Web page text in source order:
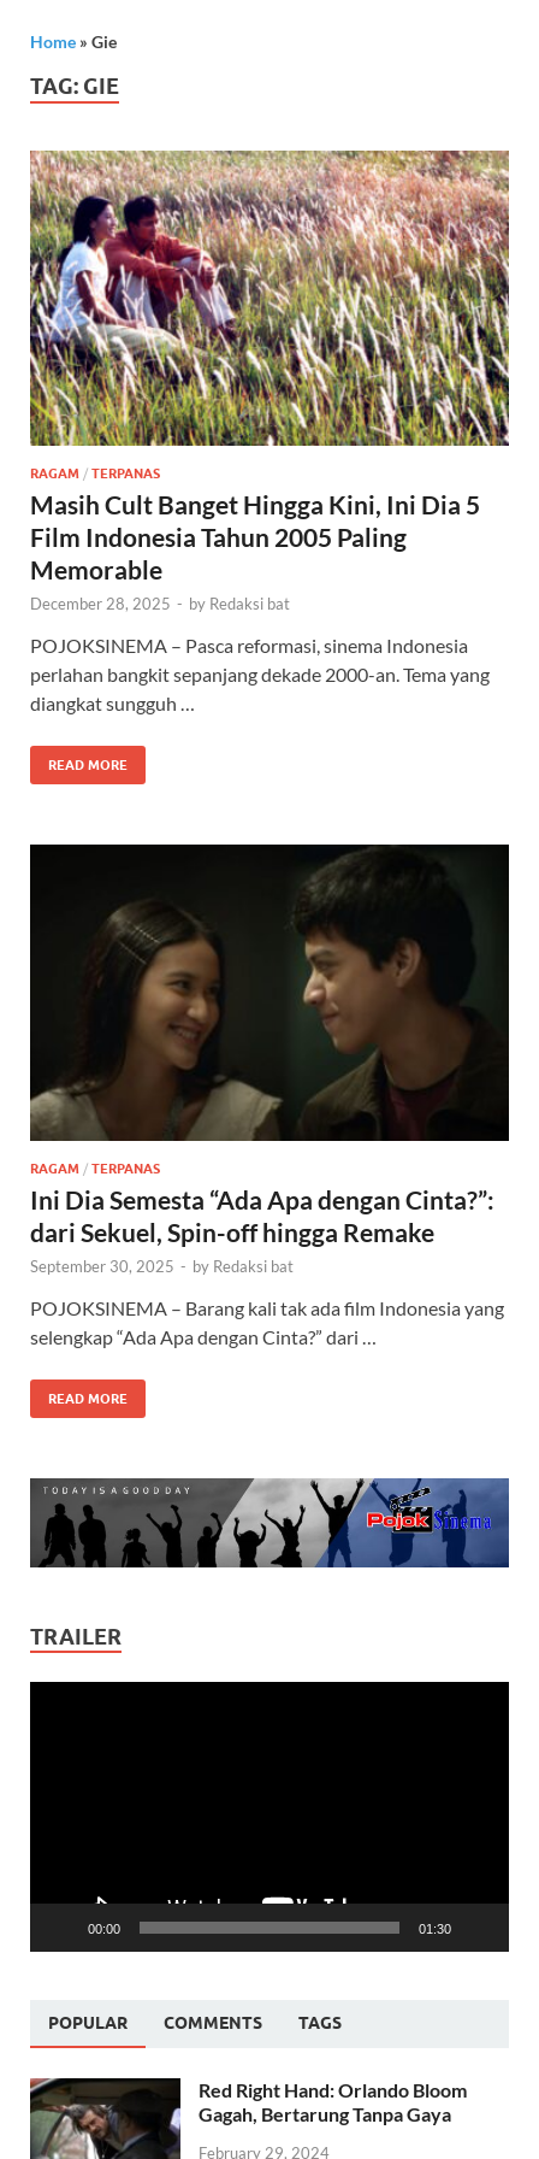
Home » Gie
TAG: GIE
RAGAM / TERPANAS
Masih Cult Banget Hingga Kini, Ini Dia 5
Film Indonesia Tahun 2005 Paling
Memorable
December 28, 2025 - by Redaksi bat
POJOKSINEMA – Pasca reformasi, sinema Indonesia
perlahan bangkit sepanjang dekade 2000-an. Tema yang
diangkat sungguh …
READ MORE
RAGAM / TERPANAS
Ini Dia Semesta “Ada Apa dengan Cinta?”:
dari Sekuel, Spin-off hingga Remake
September 30, 2025 - by Redaksi bat
POJOKSINEMA – Barang kali tak ada film Indonesia yang
selengkap “Ada Apa dengan Cinta?” dari …
READ MORE
TRAILER
00:00 01:30
POPULAR COMMENTS TAGS
Red Right Hand: Orlando Bloom
Gagah, Bertarung Tanpa Gaya
February 29, 2024